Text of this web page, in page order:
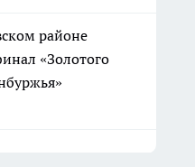
районе
«Золотого